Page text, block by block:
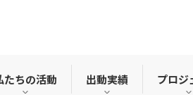
たちの活動 出動実績 プロジ